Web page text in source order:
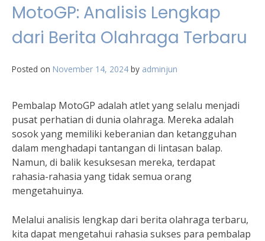
MotoGP: Analisis Lengkap
dari Berita Olahraga Terbaru
Posted on November 14, 2024 by adminjun
Pembalap MotoGP adalah atlet yang selalu menjadi
pusat perhatian di dunia olahraga. Mereka adalah
sosok yang memiliki keberanian dan ketangguhan
dalam menghadapi tantangan di lintasan balap.
Namun, di balik kesuksesan mereka, terdapat
rahasia-rahasia yang tidak semua orang
mengetahuinya.
Melalui analisis lengkap dari berita olahraga terbaru,
kita dapat mengetahui rahasia sukses para pembalap